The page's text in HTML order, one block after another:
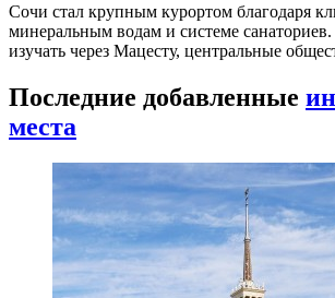
Сочи стал крупным курортом благодаря
минеральным водам и системе
изучать через Мацесту, центральные
Последние добавленные
места